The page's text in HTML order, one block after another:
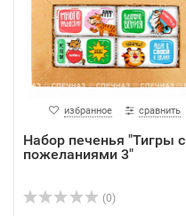
избранное сравнить
Набор печенья "Тигры с
пожеланиями 3"
(0)